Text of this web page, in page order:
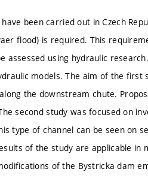
been carried out in Czech
flood) is required. This
using hydraulic
models. The aim of the first
the downstream chute.
second study was focused on
type of channel can be seen on
of the study are applicable in
of the Bystricka dam